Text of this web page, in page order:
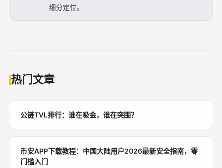
细分定位。
热门文章
公链TVL排行：谁在吸金，谁在突围？
币安APP下载教程：中国大陆用户2026最新安全指南，零
门槛入门